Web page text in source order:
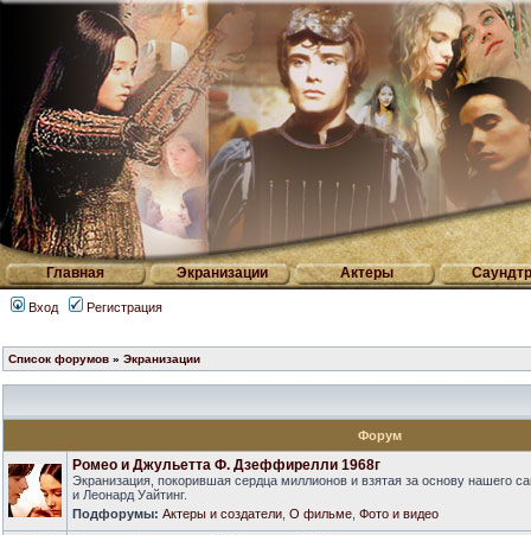
Главная Экранизации Актеры
Вход Регистрация
Список форумов » Экранизации
Форум
Ромео и Джульетта Ф. Дзеффирелли 1968г
Экранизация, покорившая сердца миллионов и взятая за основу нашего
и Леонард Уайтинг.
Подфорумы: Актеры и создатели О фильме Фото и видео